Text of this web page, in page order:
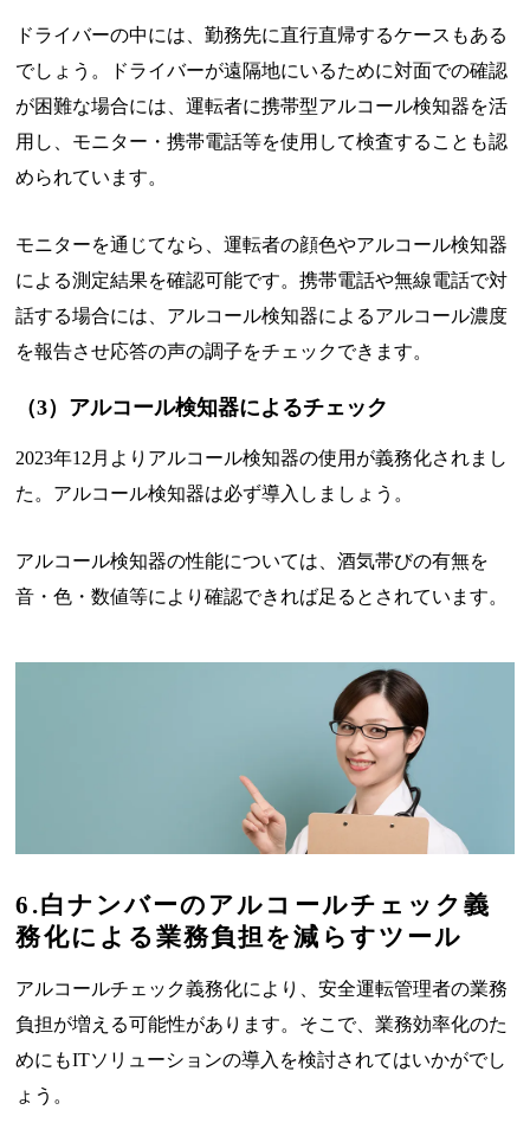
ドライバーの中には、勤務先に直行直帰するケースもある
でしょう。ドライバーが遠隔地にいるために対面での確認
が困難な場合には、運転者に携帯型アルコール検知器を活
用し、モニター・携帯電話等を使用して検査することも認
められています。
モニターを通じてなら、運転者の顔色やアルコール検知器
による測定結果を確認可能です。携帯電話や無線電話で対
話する場合には、アルコール検知器によるアルコール濃度
を報告させ応答の声の調子をチェックできます。
（3）アルコール検知器によるチェック
2023年12月よりアルコール検知器の使用が義務化されまし
た。アルコール検知器は必ず導入しましょう。
アルコール検知器の性能については、酒気帯びの有無を
音・色・数値等により確認できれば足るとされています。
6.白ナンバーのアルコールチェック義
務化による業務負担を減らすツール
アルコールチェック義務化により、安全運転管理者の業務
負担が増える可能性があります。そこで、業務効率化のた
めにもITソリューションの導入を検討されてはいかがでし
ょう。